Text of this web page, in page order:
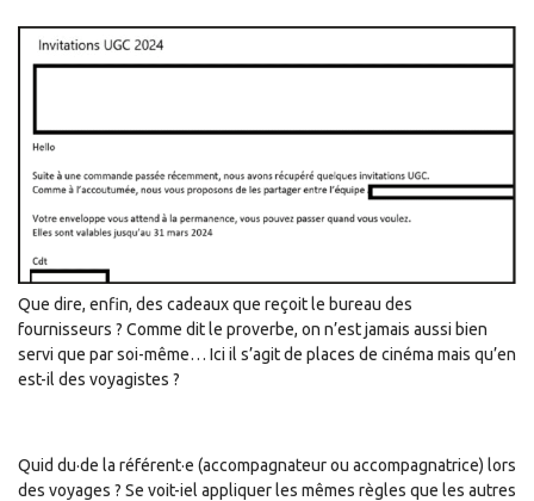
Que dire, enfin, des cadeaux que reçoit le bureau des
fournisseurs ? Comme dit le proverbe, on n’est jamais aussi bien
servi que par soi-même… Ici il s’agit de places de cinéma mais qu’en
est-il des voyagistes ?
Quid du·de la référent·e (accompagnateur ou accompagnatrice) lors
des voyages ? Se voit-iel appliquer les mêmes règles que les autres